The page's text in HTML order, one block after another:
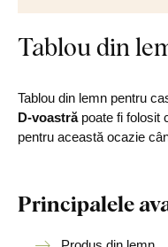
Tablou din
Tablou din lemn pentru
D-voastră poate fi folosit
pentru această ocazie
Principalele